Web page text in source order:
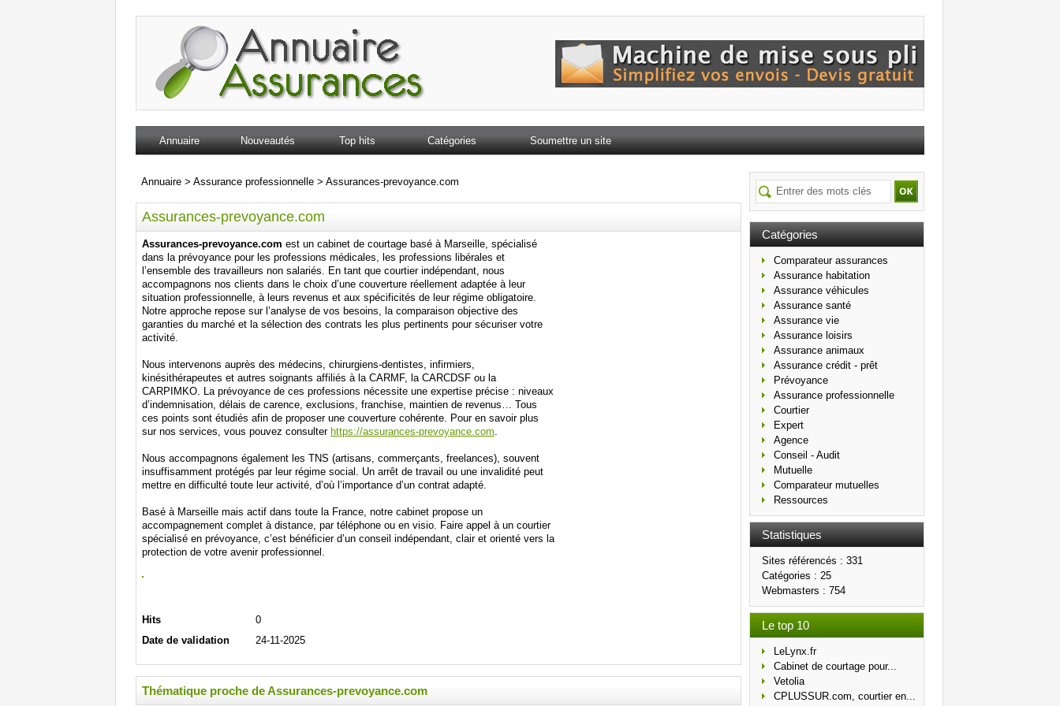
Annuaire Nouveautés Top hits Catégories Soumettre un site
Catégories
Comparateur assurances
Assurance habitation
Assurance véhicules
Assurance santé
Assurance vie
Assurance loisirs
Assurance animaux
Assurance crédit - prêt
Prévoyance
Assurance professionnelle
Courtier
Expert
Agence
Conseil - Audit
Mutuelle
Comparateur mutuelles
Ressources
Statistiques
Sites référencés : 331
Catégories : 25
Webmasters : 754
Le top 10
LeLynx.fr
Cabinet de courtage pour...
Vetolia
CPLUSSUR.com, courtier en...
Annuaire > Assurance professionnelle > Assurances-prevoyance.com
Assurances-prevoyance.com
Assurances-prevoyance.com est un cabinet de courtage basé à Marseille, spécialisé
dans la prévoyance pour les professions médicales, les professions libérales et
l’ensemble des travailleurs non salariés. En tant que courtier indépendant, nous
accompagnons nos clients dans le choix d’une couverture réellement adaptée à leur
situation professionnelle, à leurs revenus et aux spécificités de leur régime obligatoire.
Notre approche repose sur l’analyse de vos besoins, la comparaison objective des
garanties du marché et la sélection des contrats les plus pertinents pour sécuriser votre
activité.
Nous intervenons auprès des médecins, chirurgiens-dentistes, infirmiers,
kinésithérapeutes et autres soignants affiliés à la CARMF, la CARCDSF ou la
CARPIMKO. La prévoyance de ces professions nécessite une expertise précise : niveaux
d’indemnisation, délais de carence, exclusions, franchise, maintien de revenus… Tous
ces points sont étudiés afin de proposer une couverture cohérente. Pour en savoir plus
sur nos services, vous pouvez consulter https://assurances-prevoyance.com.
Nous accompagnons également les TNS (artisans, commerçants, freelances), souvent
insuffisamment protégés par leur régime social. Un arrêt de travail ou une invalidité peut
mettre en difficulté toute leur activité, d’où l’importance d’un contrat adapté.
Basé à Marseille mais actif dans toute la France, notre cabinet propose un
accompagnement complet à distance, par téléphone ou en visio. Faire appel à un courtier
spécialisé en prévoyance, c’est bénéficier d’un conseil indépendant, clair et orienté vers la
protection de votre avenir professionnel.
Hits
0
Date de validation
24-11-2025
Thématique proche de Assurances-prevoyance.com